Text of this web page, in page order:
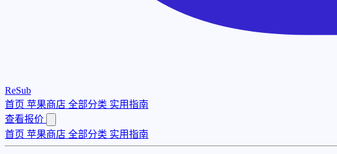
ReSub
首页 苹果商店 全部分类 实用指南
查看报价
首页 苹果商店 全部分类 实用指南